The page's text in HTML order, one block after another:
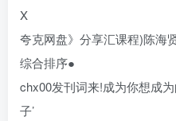
X
夸克网盘》分享汇课程)陈海
综合排序●
chx00发刊词来!成为你想成
子’